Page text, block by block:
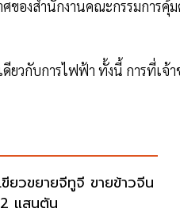
ของสำนักงานคณะกรรมการคุ้
ยวกับการไฟฟ้า ทั้งนี้ การที่เจ้
ยวขยายจีทูจี ขายข้าวจีน
แสนตัน